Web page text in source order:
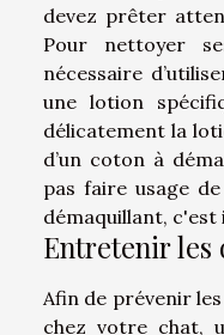
devez prêter
Pour nettoyer
nécessaire
une lotion
délicatement la
d’un coton à
pas faire usage
démaquillant,
Entretenir les
Afin de prévenir
chez votre chat,